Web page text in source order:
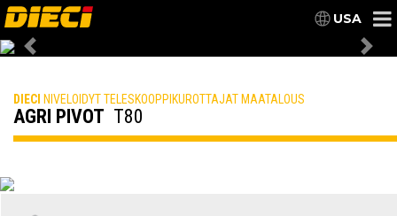
USA
Previous
DIECI NIVELOIDYT TELESKOOPPIKUROTTAJAT MAATALOUS
AGRI PIVOT T80